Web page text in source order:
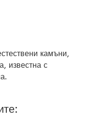
камъни,
известна с